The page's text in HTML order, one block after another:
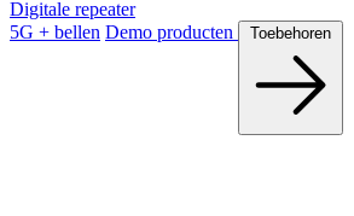
Digitale repeater
5G + bellen Demo producten Toebehoren